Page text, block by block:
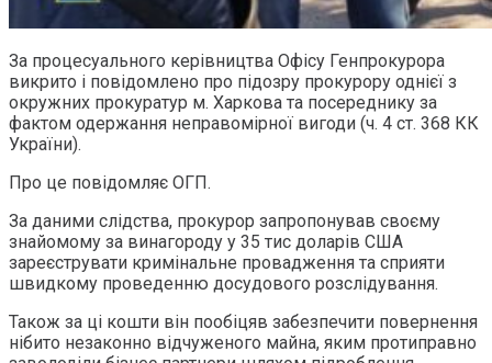
За процесуального керівництва Офісу Генпрокурора
викрито і повідомлено про підозру прокурору однієї з
окружних прокуратур м. Харкова та посереднику за
фактом одержання неправомірної вигоди (ч. 4 ст. 368 КК
України).
Про це повідомляє ОГП.
За даними слідства, прокурор запропонував своєму
знайомому за винагороду у 35 тис доларів США
зареєструвати кримінальне провадження та сприяти
швидкому проведенню досудового розслідування.
Також за ці кошти він пообіцяв забезпечити повернення
нібито незаконно відчуженого майна, яким протиправно